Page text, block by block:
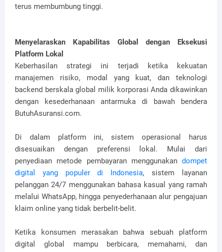
terus membumbung tinggi.
Menyelaraskan Kapabilitas Global dengan Eksekusi
Platform Lokal
Keberhasilan strategi ini terjadi ketika kekuatan
manajemen risiko, modal yang kuat, dan teknologi
backend berskala global milik korporasi Anda dikawinkan
dengan kesederhanaan antarmuka di bawah bendera
ButuhAsuransi.com.
Di dalam platform ini, sistem operasional harus
disesuaikan dengan preferensi lokal. Mulai dari
penyediaan metode pembayaran menggunakan dompet
digital yang populer di Indonesia, sistem layanan
pelanggan 24/7 menggunakan bahasa kasual yang ramah
melalui WhatsApp, hingga penyederhanaan alur pengajuan
klaim online yang tidak berbelit-belit.
Ketika konsumen merasakan bahwa sebuah platform
digital global mampu berbicara, memahami, dan